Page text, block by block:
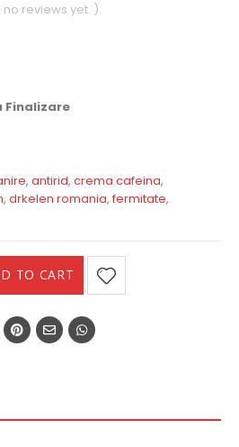
no reviews yet. )
Finalizare
, antirid, crema cafeina,
, drkelen romania, fermitate,
TO CART